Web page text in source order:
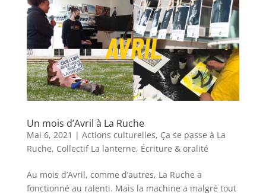
Un mois d’Avril à La Ruche
Mai 6, 2021 | Actions culturelles, Ça se passe à La
Ruche, Collectif La lanterne, Écriture & oralité
Au mois d’Avril, comme d’autres, La Ruche a
fonctionné au ralenti. Mais la machine a malgré tout